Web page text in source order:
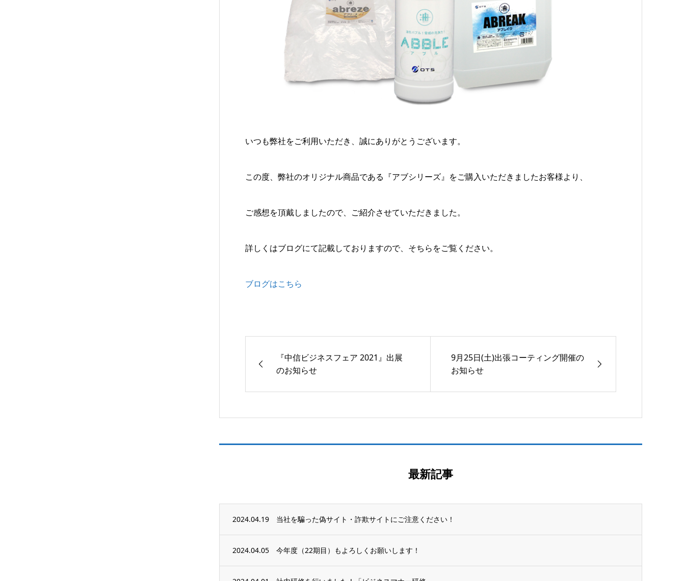
いつも弊社をご利用いただき、誠にありがとうございます。
この度、弊社のオリジナル商品である『アブシリーズ』をご購入いただきましたお客様より、
ご感想を頂戴しましたので、ご紹介させていただきました。
詳しくはブログにて記載しておりますので、そちらをご覧ください。
ブログはこちら
『中信ビジネスフェア 2021』出展
のお知らせ
9月25日(土)出張コーティング開催の
お知らせ
最新記事
2024.04.19 当社を騙った偽サイト・詐欺サイトにご注意ください！
2024.04.05 今年度（22期目）もよろしくお願いします！